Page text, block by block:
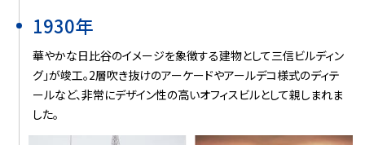
1930年
華やかな日比谷のイメージを象徴する建物として三信ビルディン
グ」が竣工。2層吹き抜けのアーケードやアールデコ様式のディテ
ールなど、非常にデザイン性の高いオフィスビルとして親しまれま
した。